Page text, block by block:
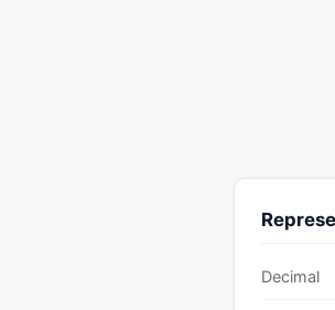
Decimal